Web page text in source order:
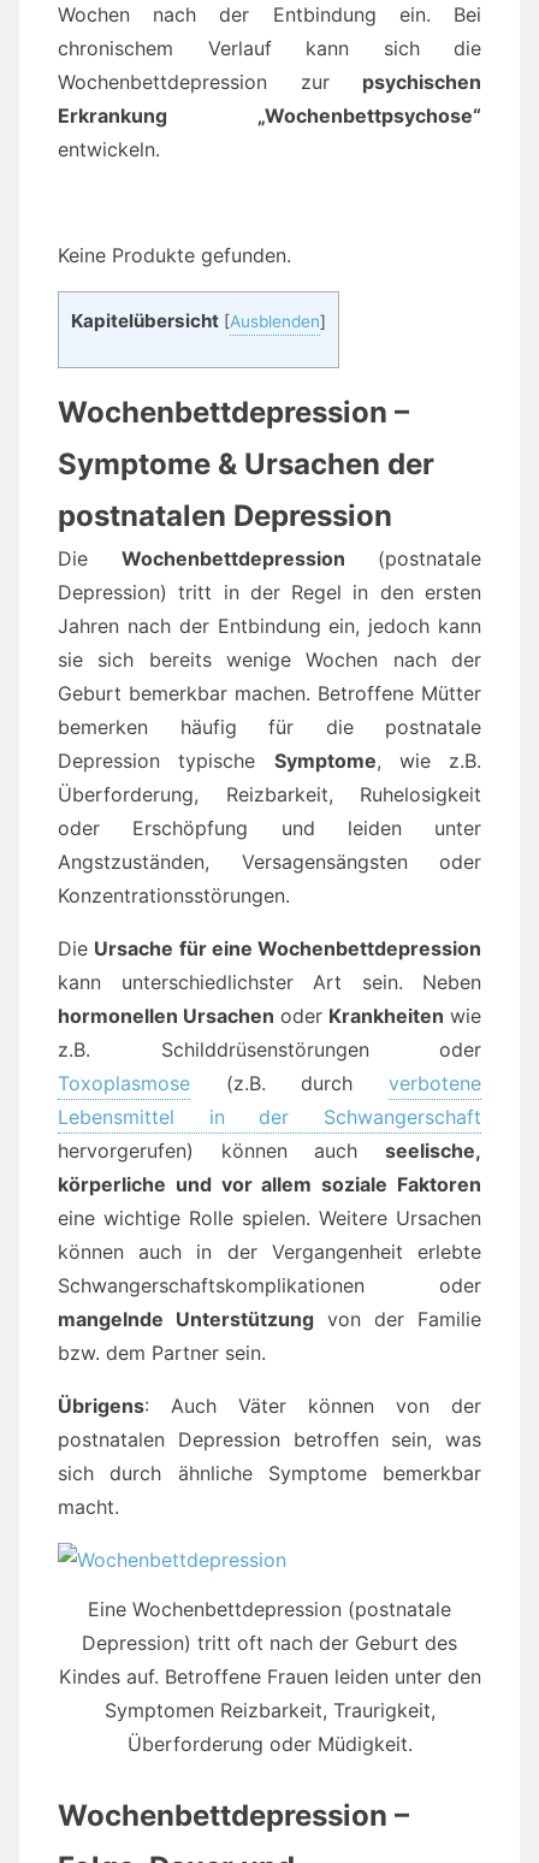
Wochen nach der Entbindung ein. Bei
chronischem Verlauf kann sich die
Wochenbettdepression zur psychischen
Erkrankung „Wochenbettpsychose“
entwickeln.
Keine Produkte gefunden.
Kapitelübersicht [Ausblenden]
Wochenbettdepression –
Symptome & Ursachen der
postnatalen Depression
Die Wochenbettdepression (postnatale
Depression) tritt in der Regel in den ersten
Jahren nach der Entbindung ein, jedoch kann
sie sich bereits wenige Wochen nach der
Geburt bemerkbar machen. Betroffene Mütter
bemerken häufig für die postnatale
Depression typische Symptome, wie z.B.
Überforderung, Reizbarkeit, Ruhelosigkeit
oder Erschöpfung und leiden unter
Angstzuständen, Versagensängsten oder
Konzentrationsstörungen.
Die Ursache für eine Wochenbettdepression
kann unterschiedlichster Art sein. Neben
hormonellen Ursachen oder Krankheiten wie
z.B. Schilddrüsenstörungen oder
Toxoplasmose (z.B. durch verbotene
Lebensmittel in der Schwangerschaft
hervorgerufen) können auch seelische,
körperliche und vor allem soziale Faktoren
eine wichtige Rolle spielen. Weitere Ursachen
können auch in der Vergangenheit erlebte
Schwangerschaftskomplikationen oder
mangelnde Unterstützung von der Familie
bzw. dem Partner sein.
Übrigens: Auch Väter können von der
postnatalen Depression betroffen sein, was
sich durch ähnliche Symptome bemerkbar
macht.
Eine Wochenbettdepression (postnatale
Depression) tritt oft nach der Geburt des
Kindes auf. Betroffene Frauen leiden unter den
Symptomen Reizbarkeit, Traurigkeit,
Überforderung oder Müdigkeit.
Wochenbettdepression –